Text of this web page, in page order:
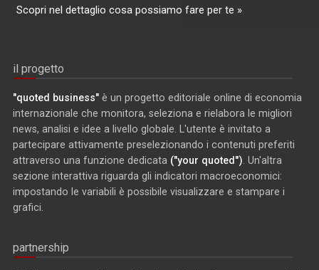
Scopri nel dettaglio cosa possiamo fare per te »
il progetto
"quoted business" è un progetto editoriale online di economia
internazionale che monitora, seleziona e rielabora le migliori
news, analisi e idee a livello globale. L'utente è invitato a
partecipare attivamente preselezionando i contenuti preferiti
attraverso una funzione dedicata ("your quoted"). Un'altra
sezione interattiva riguarda gli indicatori macroeconomici:
impostando le variabili è possibile visualizzare e stampare i
grafici.
partnership